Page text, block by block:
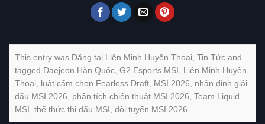
This entry was Đăng tại Liên Minh Huyền Thoại Tin Tức and
tagged Daejeon Hàn Quốc G2 Esports MSI
Liên Minh Huyền
Thoại
luật cấm chọn Fearless Draft MSI 2026
nhận định giải
đấu MSI 2026
phân tích chiến thuật MSI 2026 Team Liquid
MSI thể thức thi đấu MSI đội tuyển MSI 2026